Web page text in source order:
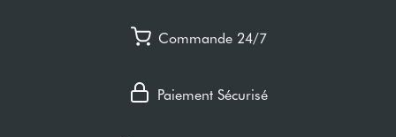
Commande 24/7
Paiement Sécurisé